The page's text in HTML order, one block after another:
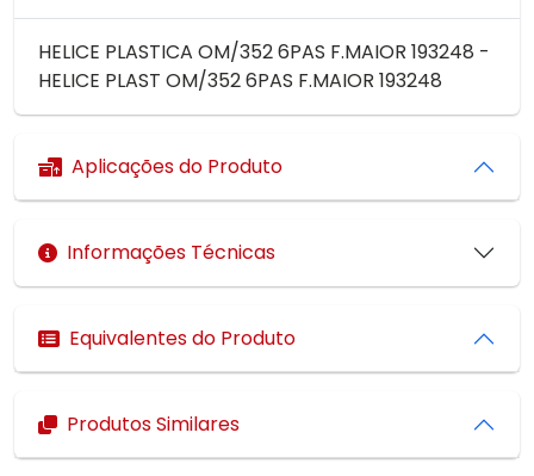
HELICE PLASTICA OM/352 6PAS F.MAIOR 193248 -
HELICE PLAST OM/352 6PAS F.MAIOR 193248
Aplicações do Produto
Informações Técnicas
Equivalentes do Produto
Produtos Similares